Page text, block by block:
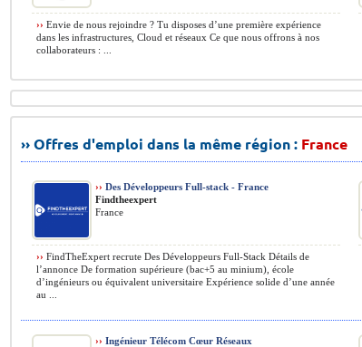
›› Envie de nous rejoindre ? Tu disposes d’une première expérience
dans les infrastructures, Cloud et réseaux Ce que nous offrons à nos
collaborateurs : ...
›› Offres d'emploi dans la même région : France
›› Des Développeurs Full-stack - France
Findtheexpert
France
›› FindTheExpert recrute Des Développeurs Full-Stack Détails de
l’annonce De formation supérieure (bac+5 au minium), école
d’ingénieurs ou équivalent universitaire Expérience solide d’une année
au ...
›› Ingénieur Télécom Cœur Réseaux